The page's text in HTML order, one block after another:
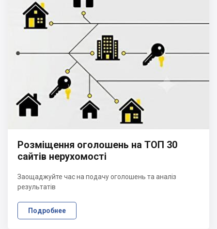
Розміщення оголошень на ТОП 30
сайтів нерухомості
Заощаджуйте час на подачу оголошень та аналіз
результатів
Подробнее